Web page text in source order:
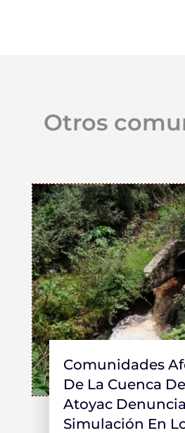
Otros
Comunidades
De La Cuenca
Atoyac
Simulación En